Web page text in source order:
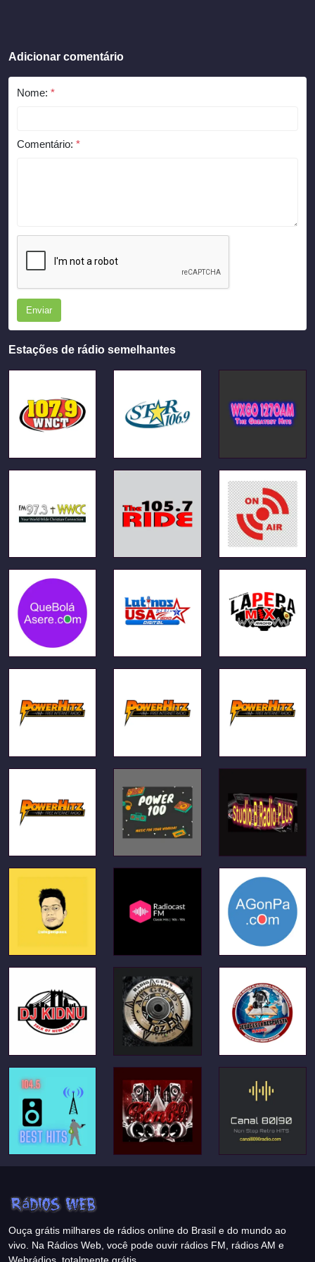
Adicionar comentário
Nome: *
Comentário: *
Enviar
Estações de rádio semelhantes
Ouça grátis milhares de rádios online do Brasil e do mundo ao
vivo. Na Rádios Web, você pode ouvir rádios FM, rádios AM e